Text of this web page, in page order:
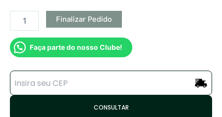
Finalizar Pedido
Faça parte do nosso Clube!
CONSULTAR